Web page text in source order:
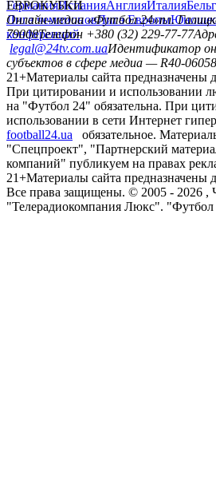
ГерманияИспанияАнглияИталия
ЕВРОКУБКИ
Лига чемпионовЛига Европы
конференций
Онлайн-медиа «Футбол 24»пл.
79008Телефон +380 (32) 229-77-77
legal@24tv.com.uaИдентификатор
субъектов в сфере медиа — R40-06058
21+Материалы сайта предназначены
При цитировании и использовании
на "Футбол 24" обязательна. При
использовании в сети Интернет
football24.ua
обязательное.
"Спецпроект", "Партнерский
компаний" публикуем на правах
21+Материалы сайта предназначены
Все права защищены. © 2005 - 2026 ,
"Телерадиокомпания Люкс". "Футбол